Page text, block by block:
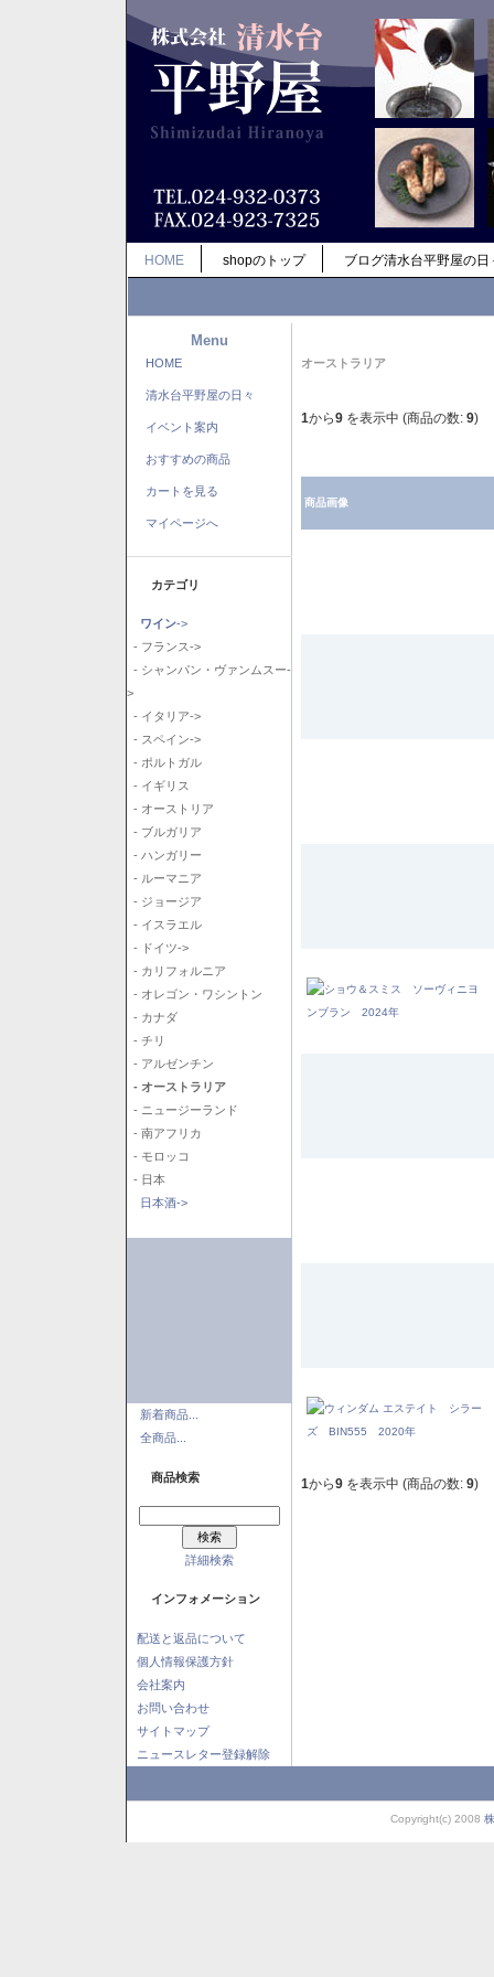
HOME shopのトップ ブログ清水台平野屋の日
Menu
HOME
清水台平野屋の日々
イベント案内
おすすめの商品
カートを見る
マイページへ
カテゴリ
ワイン->
- フランス->
- シャンパン・ヴァンムスー-
>
- イタリア->
- スペイン->
- ポルトガル
- イギリス
- オーストリア
- ブルガリア
- ハンガリー
- ルーマニア
- ジョージア
- イスラエル
- ドイツ->
- カリフォルニア
- オレゴン・ワシントン
- カナダ
- チリ
- アルゼンチン
- オーストラリア
- ニュージーランド
- 南アフリカ
- モロッコ
- 日本
日本酒->
新着商品...
全商品...
商品検索
詳細検索
インフォメーション
配送と返品について
個人情報保護方針
会社案内
お問い合わせ
サイトマップ
ニュースレター登録解除
オーストラリア
1から9 を表示中 (商品の数: 9)
商品画像
1から9 を表示中 (商品の数: 9)
Copyright(c) 2008